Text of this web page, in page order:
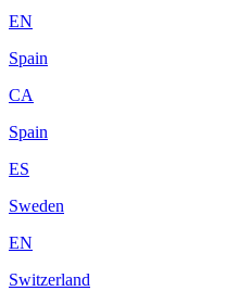
EN
Spain
CA
Spain
ES
Sweden
EN
Switzerland